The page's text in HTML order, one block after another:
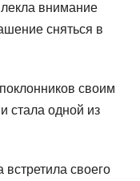
внимание
сняться в
своим
стала одной из
своего